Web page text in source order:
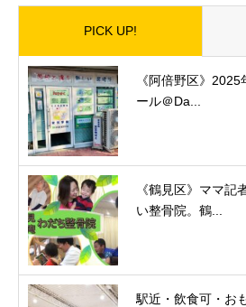
PICK UP!
《阿倍野区》
ール＠Da...
《鶴見区》ママ記
い整骨院。鶴...
駅近・飲食可・お